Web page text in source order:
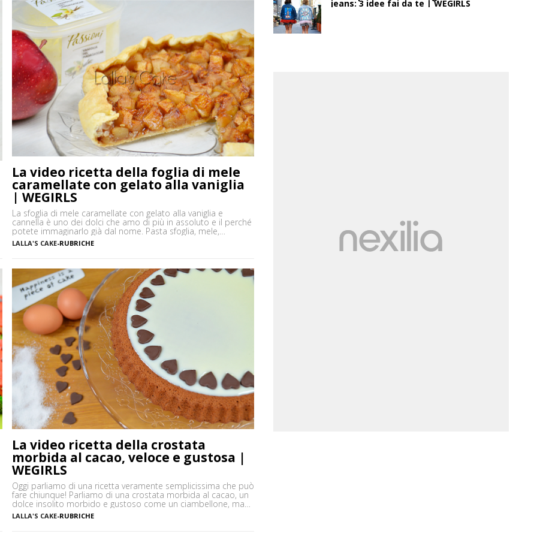
La video ricetta della foglia di mele
caramellate con gelato alla vaniglia
| WEGIRLS
La sfoglia di mele caramellate con gelato alla vaniglia e
cannella è uno dei dolci che amo di più in assoluto e il perché
potete immaginarlo già dal nome. Pasta sfoglia, mele,
cannella, e gelato alla vaniglia, sono gli ingredienti che danno a
questo dolce un gusto assolutamente delicato ma al tempo
LALLA'S CAKE-RUBRICHE
La video ricetta della crostata
morbida al cacao, veloce e gustosa |
WEGIRLS
Oggi parliamo di una ricetta veramente semplicissima che può
fare chiunque! Parliamo di una crostata morbida al cacao, un
dolce insolito morbido e gustoso come un ciambellone, ma
sopratutto versatile e semplice da preparare. Ecco il segreto
del successo della crostata morbida, che qui vi propongo
LALLA'S CAKE-RUBRICHE
jeans: 3 idee fai da te | WEGIRLS